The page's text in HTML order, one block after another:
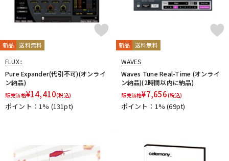
stokyo
STREZOV SAMPLING Studiologic
SynchroArts
SYNTHOGY
TAC SYSTEM
Teenage Engineering
TOONTRACK
TRUE DYNA
UDG
Universal Audio
unknown
UVI Vengeance Sound VI Labs
VIENNA
Vital Arts
Waldorf Wave Machine Labs
WaveDNA
WAVES
Whirlwind XFER RECORDS xlnaudio
RELAB Development
FREQPORT
Glorious Mntra
Minimal Audio
新品 送料無料
FLUX::
Pure Expander(代引不可)(オンライ
ン納品)
販売価格¥14,410(税込)
ポイント：1% (131pt)
新品 送料無料
WAVES
Waves Tune Real-Time (オンライ
ン納品)(2時間以内に納品)
販売価格¥7,656(税込)
ポイント：1%(69pt)